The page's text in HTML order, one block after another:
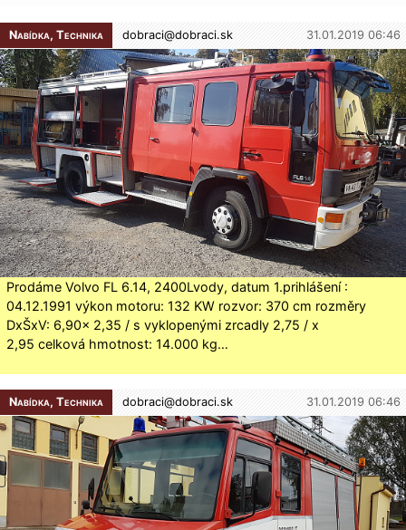
Nabídka, Technika dobraci@dobraci.sk 31.01.2019 06:46
Prodáme Volvo FL 6.14, 2400Lvody, datum 1.prihlášení :
04.12.1991 výkon motoru: 132 KW rozvor: 370 cm rozměry
DxŠxV: 6,90× 2,35 / s vyklopenými zrcadly 2,75 / x
2,95 celková hmotnost: 14.000 kg…
Nabídka, Technika dobraci@dobraci.sk 31.01.2019 06:46